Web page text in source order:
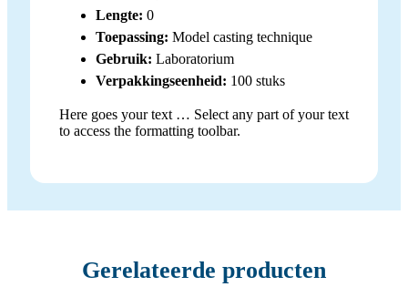
Lengte: 0
Toepassing: Model casting technique
Gebruik: Laboratorium
Verpakkingseenheid: 100 stuks
Here goes your text … Select any part of your text
to access the formatting toolbar.
Gerelateerde producten